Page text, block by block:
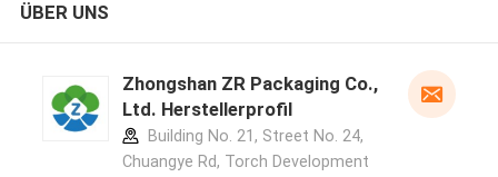
ÜBER UNS
Zhongshan ZR Packaging Co.,
Ltd. Herstellerprofil
Building No. 21, Street No. 24,
Chuangye Rd, Torch Development